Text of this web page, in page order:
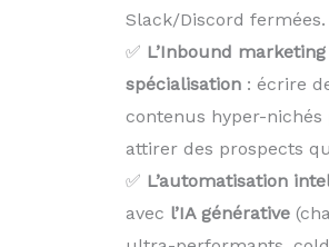
Slack/Discord fermées.
✅ L’Inbound
spécialisation : écrire
contenus hyper-nichés
attirer des prospects
✅ L’automatisation
avec l’IA générative